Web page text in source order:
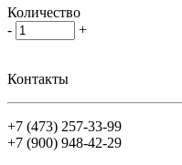
Количество
-
+
Контакты
+7 (473) 257-33-99
+7 (900) 948-42-29